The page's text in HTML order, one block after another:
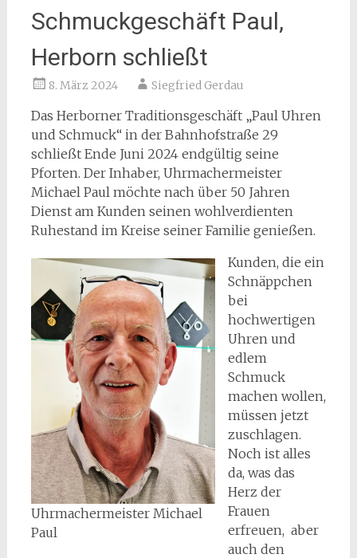
Schmuckgeschäft Paul,
Herborn schließt
8. März 2024 Siegfried Gerdau
Das Herborner Traditionsgeschäft „Paul Uhren
und Schmuck“ in der Bahnhofstraße 29
schließt Ende Juni 2024 endgültig seine
Pforten. Der Inhaber, Uhrmachermeister
Michael Paul möchte nach über 50 Jahren
Dienst am Kunden seinen wohlverdienten
Ruhestand im Kreise seiner Familie genießen.
Uhrmachermeister Michael
Paul
Kunden, die ein
Schnäppchen
bei
hochwertigen
Uhren und
edlem
Schmuck
machen wollen,
müssen jetzt
zuschlagen.
Noch ist alles
da, was das
Herz der
Frauen
erfreuen, aber
auch den